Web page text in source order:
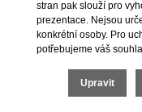
stran pak slouží pro
prezentace. Nejsou
konkrétní osoby. Pro
potřebujeme váš
Upravit